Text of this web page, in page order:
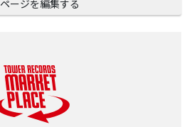
ページを編集する